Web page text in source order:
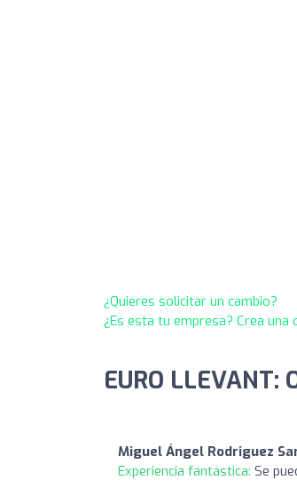
¿Quieres solicitar un cambio?
¿Es esta tu empresa? Crea
EURO LLEVANT:
Miguel Ángel Rodriguez
Experiencia fantástica: Se